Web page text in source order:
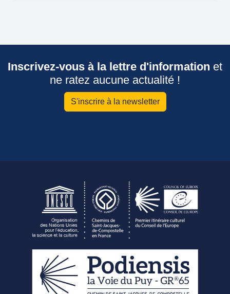
Inscrivez-vous à la lettre d'information et
ne ratez aucune actualité !
S'inscrire à la newsletter